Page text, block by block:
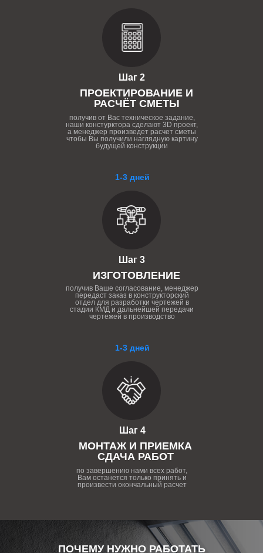
1-3 дней
Шаг 4
МОНТАЖ И ПРИЕМКА
СДАЧА РАБОТ
по завершению нами всех работ,
Вам останется только принять и
произвести окончальный расчет
1-3 дней
Шаг 3
ИЗГОТОВЛЕНИЕ
получив Ваше согласование, менеджер
передаст заказ в конструкторский
отдел для разработки чертежей в
стадии КМД и дальнейшей передачи
чертежей в производство
Шаг 2
ПРОЕКТИРОВАНИЕ И
РАСЧЁТ СМЕТЫ
получив от Вас техническое задание,
наши констурктора сделают 3D проект,
а менеджер произведет расчет сметы
чтобы Вы получили наглядную картину
будущей конструкции
ПОЧЕМУ НУЖНО РАБОТАТЬ